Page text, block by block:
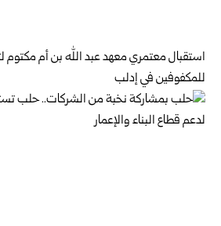
استقبال معتمري معهد عبد الله بن أم مكتوم
للمكفوفين في إدلب